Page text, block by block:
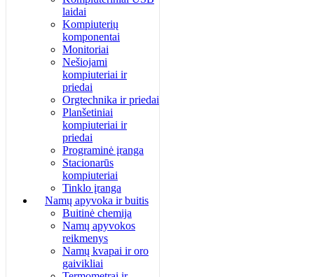
laidai
Kompiuterių
komponentai
Monitoriai
Nešiojami
kompiuteriai ir
priedai
Orgtechnika ir priedai
Planšetiniai
kompiuteriai ir
priedai
Programinė įranga
Stacionarūs
kompiuteriai
Tinklo įranga
Namų apyvoka ir buitis
Buitinė chemija
Namų apyvokos
reikmenys
Namų kvapai ir oro
gaivikliai